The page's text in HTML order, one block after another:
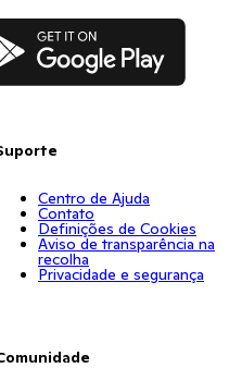
Play
Centro de Ajuda
Contato
Definições de Cookies
Aviso de transparência na
recolha
Privacidade e segurança